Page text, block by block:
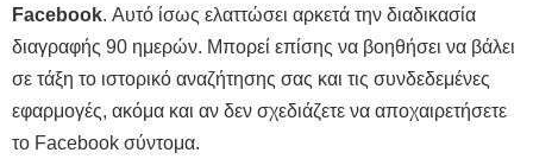
Facebook. Αυτό ίσως ελαττώσει αρκετά την διαδικασία
διαγραφής 90 ημερών. Μπορεί επίσης να βοηθήσει να βάλει
σε τάξη το ιστορικό αναζήτησης σας και τις συνδεδεμένες
εφαρμογές, ακόμα και αν δεν σχεδιάζετε να αποχαιρετήσετε
το Facebook σύντομα.